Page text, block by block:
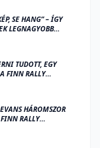
SE HANG” – ÍGY
LEGNAGYOBB
TUDOTT, EGY
FINN RALLY
HÁROMSZOR
RALLY